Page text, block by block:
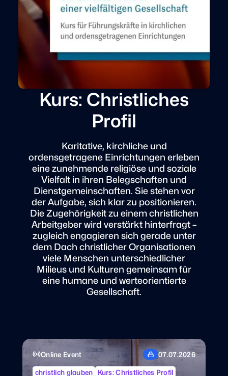
Kurs: Christliches
Profil
Karitative, kirchliche und
ordensgetragene Einrichtungen erleben
eine zunehmende religiöse und soziale
Vielfalt in ihren Belegschaften und
Dienstgemeinschaften. Sie stehen vor
der Aufgabe, sich klar zu positionieren.
Die Zugehörigkeit zu einem christlichen
Arbeitgeber wird verstärkt hinterfragt –
zugleich engagieren sich gerade unter
dem Dach christlicher Organisationen
viele Menschen unterschiedlicher
Milieus und Kulturen gemeinsam für
eine humane und werteorientierte
Gesellschaft.
Online Event 07.07.2026
christlich glauben Kurs: Christliches Profil